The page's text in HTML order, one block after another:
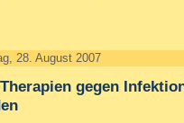
28. August 2007
gegen